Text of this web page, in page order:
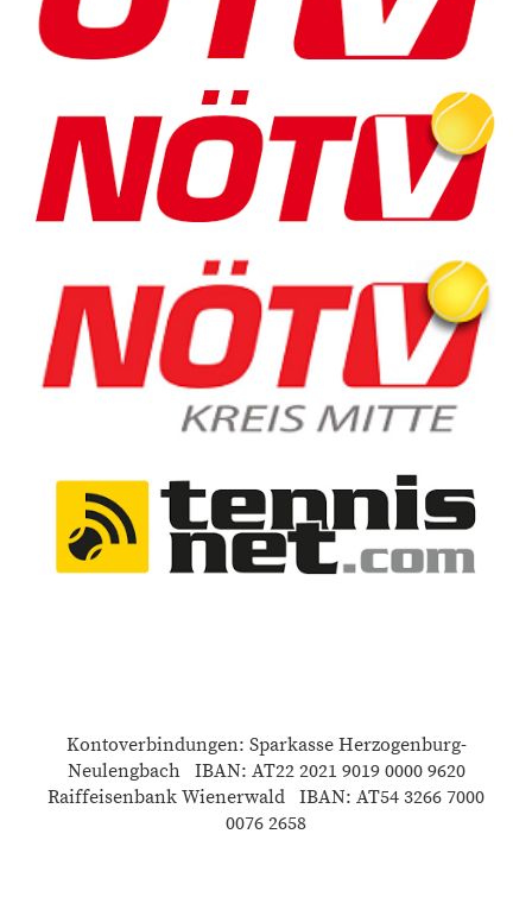
Kontoverbindungen: Sparkasse Herzogenburg-
Neulengbach IBAN: AT22 2021 9019 0000 9620
Raiffeisenbank Wienerwald IBAN: AT54 3266 7000
0076 2658